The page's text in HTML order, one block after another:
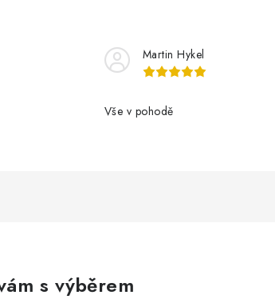
Martin Hykel
Vše v pohodě
s výběrem